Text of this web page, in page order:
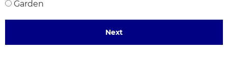
Garden
Next